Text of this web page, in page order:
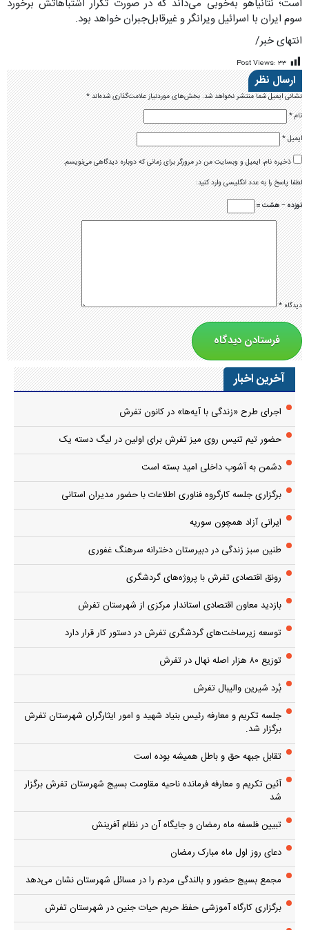
است؛ نتانیاهو به‌خوبی می‌داند که در صورت تکرار اشتباهاتش برخورد
سوم ایران با اسرائیل ویرانگر و غیرقابل‌جبران خواهد بود.
انتهای خبر/
Post Views: ۳۳
ارسال نظر
نشانی ایمیل شما منتشر نخواهد شد.بخش‌های موردنیاز علامت‌گذاری شده‌اند*
نام*
ایمیل*
ذخیره نام، ایمیل و وبسایت من در مرورگر برای زمانی که دوباره دیدگاهی می‌نویسم.
لطفا پاسخ را به عدد انگلیسی وارد کنید:
نوزده − هشت =
دیدگاه*
آخرین اخبار
اجرای طرح «زندگی با آیه‌ها» در کانون تفرش
حضور تیم تنیس روی میز تفرش برای اولین در لیگ دسته یک
دشمن به آشوب داخلی امید بسته است
برگزاری جلسه کارگروه فناوری اطلاعات با حضور مدیران استانی
ایرانی آزاد همچون سوریه
طنین سبز زندگی در دبیرستان دخترانه سرهنگ غفوری
رونق اقتصادی تفرش با پروژه‌های گردشگری
بازدید معاون اقتصادی استاندار مرکزی از شهرستان تفرش
توسعه زیرساخت‌های گردشگری تفرش در دستور کار قرار دارد
توزیع ۸۰ هزار اصله نهال در تفرش
بُرد شیرین والیبال تفرش
جلسه تکریم و معارفه رئیس بنیاد شهید و امور ایثارگران شهرستان تفرش
برگزار شد.
تقابل جبهه حق و باطل همیشه بوده است
آئین تکریم و معارفه فرمانده ناحیه مقاومت بسیج شهرستان تفرش برگزار
شد
تبیین فلسفه ماه رمضان و جایگاه آن در نظام آفرینش
دعای روز اول ماه مبارک رمضان
مجمع بسیج حضور و بالندگی مردم را در مسائل شهرستان نشان می‌دهد
برگزاری کارگاه آموزشی حفظ حریم حیات جنین در شهرستان تفرش